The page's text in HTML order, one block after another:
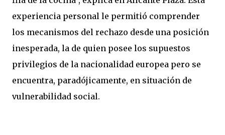
experiencia personal le permitió comprender
los mecanismos del rechazo desde una posición
inesperada, la de quien posee los supuestos
privilegios de la nacionalidad europea pero se
encuentra, paradójicamente, en situación de
vulnerabilidad social.